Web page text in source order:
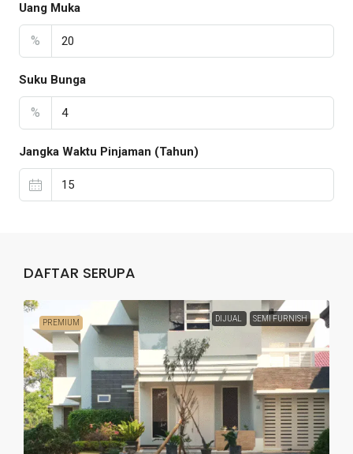
Uang Muka
%
Suku Bunga
%
Jangka Waktu Pinjaman (Tahun)
DAFTAR SERUPA
PREMIUM DIJUAL SEMI FURNISH